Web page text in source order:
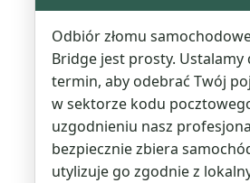
Odbiór złomu
Bridge jest prosty. Ustalamy
termin, aby odebrać Twój
w sektorze kodu
uzgodnieniu nasz
bezpiecznie zbiera
utylizuje go zgodnie z